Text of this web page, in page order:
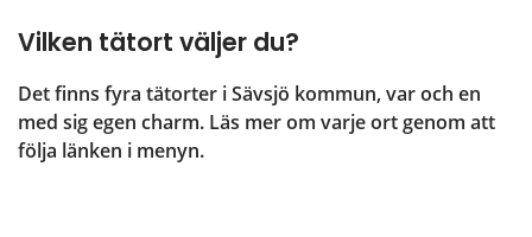
Vilken tätort väljer du?
Det finns fyra tätorter i Sävsjö kommun, var och en
med sig egen charm. Läs mer om varje ort genom att
följa länken i menyn.